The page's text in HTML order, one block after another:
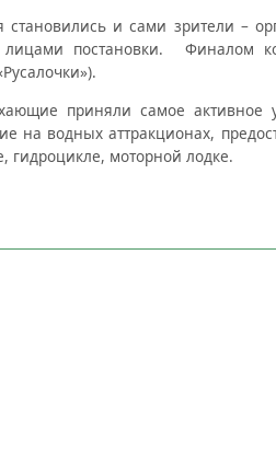
становились и сами зрители –
постановки. Финалом
приняли самое
на водных аттракционах,
гидроцикле, моторной лодке.